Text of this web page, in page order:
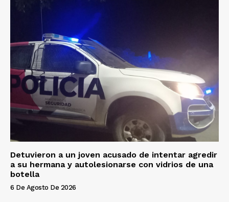
Detuvieron a un joven acusado de intentar agredir
a su hermana y autolesionarse con vidrios de una
botella
6 De Agosto De 2026